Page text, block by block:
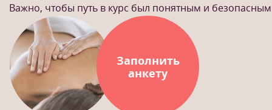
Важно, чтобы путь в курс был понятным и безопасным
Заполнить
анкету